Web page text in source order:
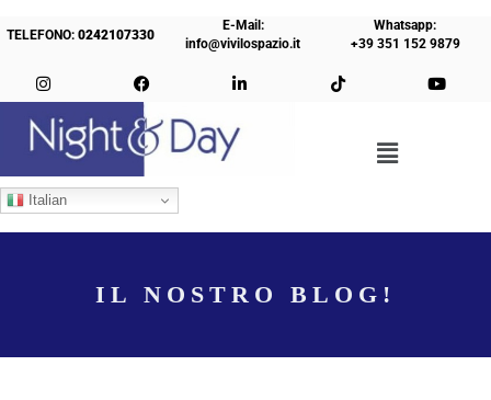
TELEFONO:0242107330
E-Mail:
info@vivilospazio.it
Whatsapp:
+39 351 152 9879
Italian
IL NOSTRO BLOG!